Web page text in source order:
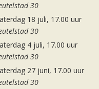
30
18 juli, 17.00 uur
30
4 juli, 17.00 uur
30
27 juni, 17.00 uur
30